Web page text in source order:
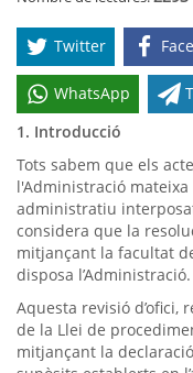
Twitter
WhatsApp
1. Introducció
Tots sabem que els
l'Administració
administratiu
considera que la
mitjançant la facultat
disposa l’Administració.
Aquesta revisió d’ofici,
de la Llei de
mitjançant la